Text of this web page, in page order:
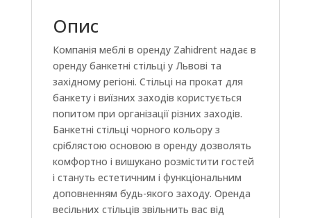
Опис
Компанія меблі в оренду Zahidrent надає в
оренду банкетні стільці у Львові та
західному регіоні. Стільці на прокат для
банкету і виїзних заходів користується
попитом при організації різних заходів.
Банкетні стільці чорного кольору з
сріблястою основою в оренду дозволять
комфортно і вишукано розмістити гостей
і стануть естетичним і функціональним
доповненням будь-якого заходу. Оренда
весільних стільців звільнить вас від